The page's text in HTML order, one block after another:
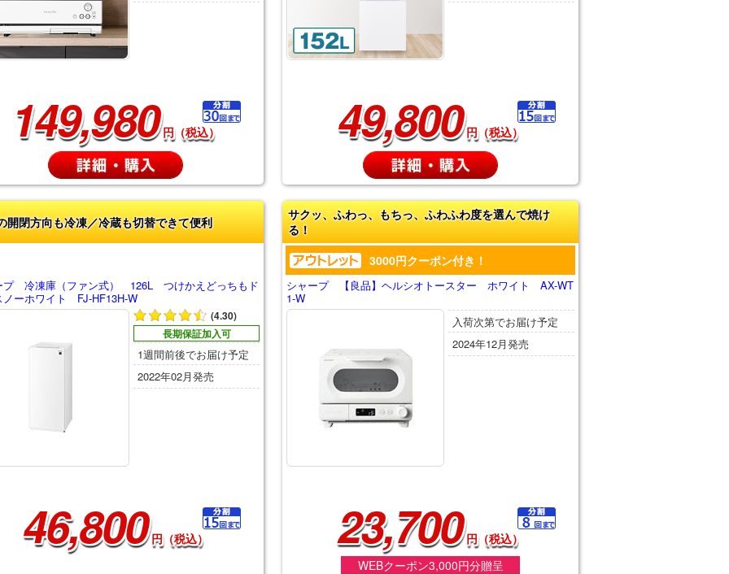
149,980 円（税込） 49,800 円（税込）
開閉方向も冷凍／冷蔵も切替できて便利
プ 冷凍庫（ファン式） 126L つけかえどっちもド
ーホワイト FJ-HF13H-W
(4.30)
長期保証加入可
1週間前後でお届け予定
2022年02月発売
46,800 円（税込）
サクッ、ふわっ、もちっ、ふわふわ度を選んで焼け
る！
3000円クーポン付き！
シャープ 【良品】ヘルシオトースター ホワイト AX-WT
1-W
入荷次第でお届け予定
2024年12月発売
23,700 円（税込）
WEBクーポン3,000円分贈呈